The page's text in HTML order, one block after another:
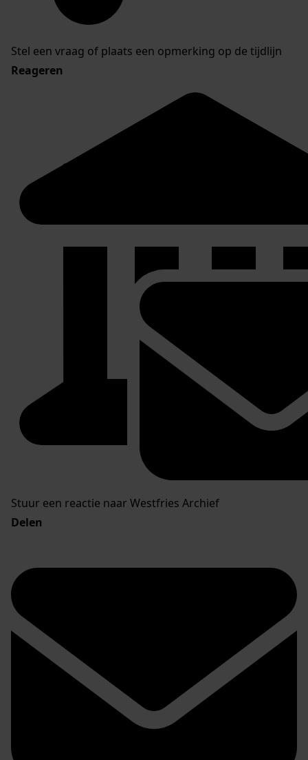
Stel een vraag of plaats een opmerking op de tijdlijn
Reageren
Stuur een reactie naar Westfries Archief
Delen